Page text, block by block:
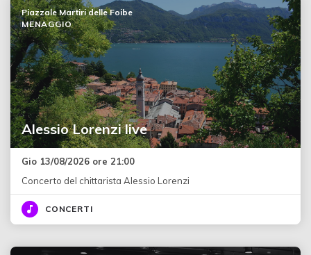
Alessio Lorenzi live
Piazzale Martiri delle Foibe
MENAGGIO
Gio 13/08/2026 ore 21:00
Concerto del chittarista Alessio Lorenzi
CONCERTI